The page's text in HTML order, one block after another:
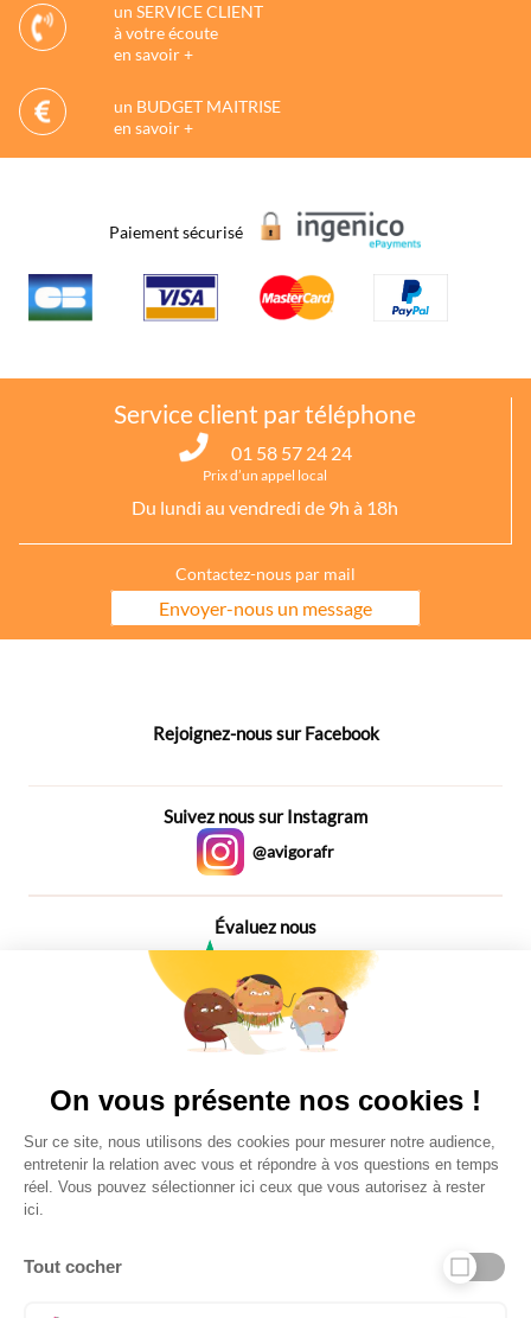
un SERVICE CLIENT
à votre écoute
en savoir +
un BUDGET MAITRISE
en savoir +
Paiement sécurisé
Service client par téléphone
01 58 57 24 24
Prix d’un appel local
Du lundi au vendredi de 9h à 18h
Contactez-nous par mail
Envoyer-nous un message
Rejoignez-nous sur Facebook
Suivez nous sur Instagram
@avigorafr
Évaluez nous
Plus de 650 Avis
On vous présente nos cookies !
Sur ce site, nous utilisons des cookies pour mesurer notre audience,
entretenir la relation avec vous et répondre à vos questions en temps
réel. Vous pouvez sélectionner ici ceux que vous autorisez à rester
ici.
Tout cocher